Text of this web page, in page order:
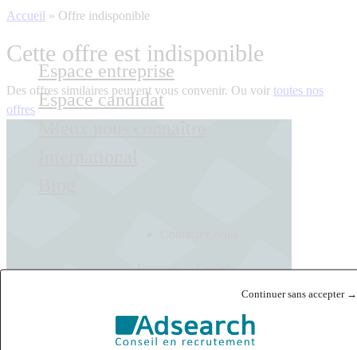
Continuer sans accepter →
Espace entreprise
Espace candidat
Français English
Accueil » Offre indisponible
Cette offre est indisponible
Des offres similaires peuvent vous convenir. Ou voir toutes nos
offres